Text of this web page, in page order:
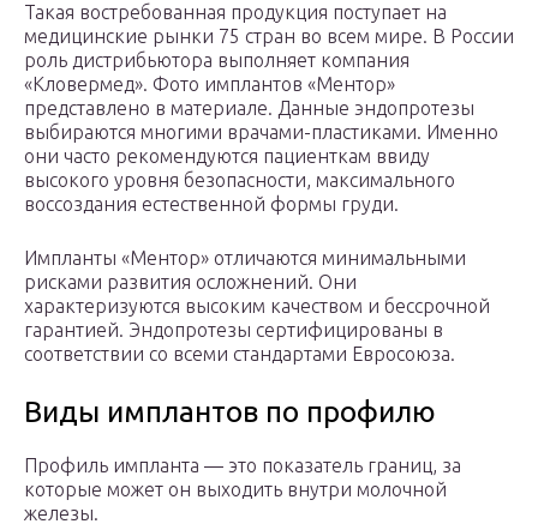
Такая востребованная продукция поступает на
медицинские рынки 75 стран во всем мире. В России
роль дистрибьютора выполняет компания
«Кловермед». Фото имплантов «Ментор»
представлено в материале. Данные эндопротезы
выбираются многими врачами-пластиками. Именно
они часто рекомендуются пациенткам ввиду
высокого уровня безопасности, максимального
воссоздания естественной формы груди.
Импланты «Ментор» отличаются минимальными
рисками развития осложнений. Они
характеризуются высоким качеством и бессрочной
гарантией. Эндопротезы сертифицированы в
соответствии со всеми стандартами Евросоюза.
Виды имплантов по профилю
Профиль импланта — это показатель границ, за
которые может он выходить внутри молочной
железы.